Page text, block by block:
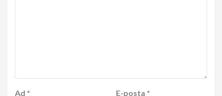
Ad * E-posta *